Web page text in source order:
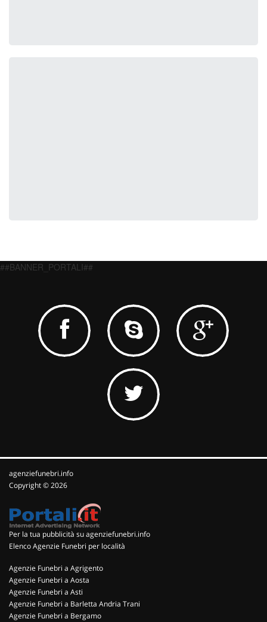
##BANNER_PORTALI##
agenziefunebri.info
Copyright © 2026
Per la tua pubblicità su agenziefunebri.info
Elenco Agenzie Funebri per località
Agenzie Funebri a Agrigento
Agenzie Funebri a Aosta
Agenzie Funebri a Asti
Agenzie Funebri a Barletta Andria Trani
Agenzie Funebri a Bergamo